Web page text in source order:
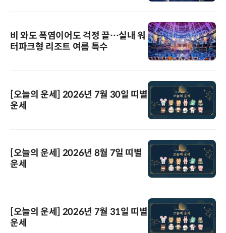
비 와도 폭염이어도 걱정 끝…실내 워
터파크형 리조트 여름 특수
[오늘의 운세] 2026년 7월 30일 띠별
운세
[오늘의 운세] 2026년 8월 7일 띠별
운세
[오늘의 운세] 2026년 7월 31일 띠별
운세